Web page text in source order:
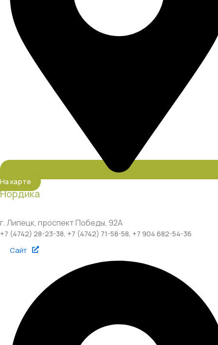
На карте
Нордика
г. Липецк, проспект Победы, 92А
+7 (4742) 28-23-38, +7 (4742) 71-58-58, +7 904 682-54-36
Сайт